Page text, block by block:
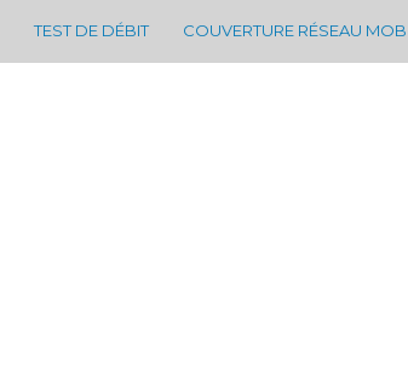
TEST DE DÉBIT COUVERTURE RÉSEAU